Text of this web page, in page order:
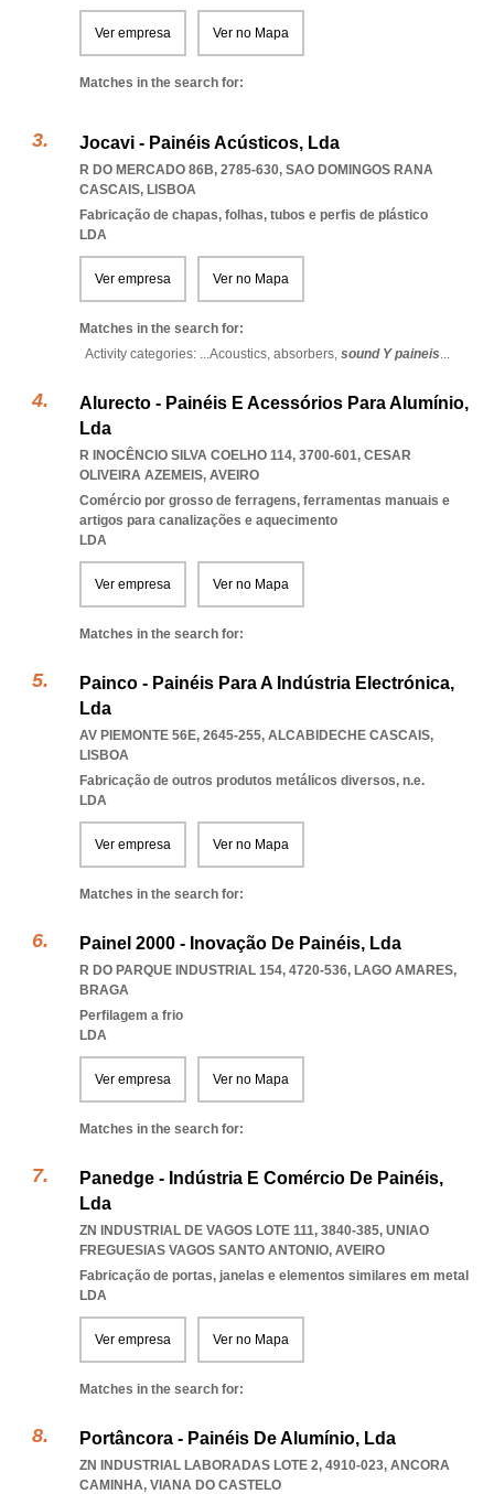
Ver empresa Ver no Mapa
Matches in the search for:
Jocavi - Painéis Acústicos, Lda
R DO MERCADO 86B, 2785-630, SAO DOMINGOS RANA
CASCAIS, LISBOA
Fabricação de chapas, folhas, tubos e perfis de plástico
LDA
Ver empresa Ver no Mapa
Matches in the search for:
Activity categories: ...Acoustics, absorbers, sound Y paineis...
Alurecto - Painéis E Acessórios Para Alumínio,
Lda
R INOCÊNCIO SILVA COELHO 114, 3700-601, CESAR
OLIVEIRA AZEMEIS, AVEIRO
Comércio por grosso de ferragens, ferramentas manuais e
artigos para canalizações e aquecimento
LDA
Ver empresa Ver no Mapa
Matches in the search for:
Painco - Painéis Para A Indústria Electrónica,
Lda
AV PIEMONTE 56E, 2645-255, ALCABIDECHE CASCAIS,
LISBOA
Fabricação de outros produtos metálicos diversos, n.e.
LDA
Ver empresa Ver no Mapa
Matches in the search for:
Painel 2000 - Inovação De Painéis, Lda
R DO PARQUE INDUSTRIAL 154, 4720-536, LAGO AMARES,
BRAGA
Perfilagem a frio
LDA
Ver empresa Ver no Mapa
Matches in the search for:
Panedge - Indústria E Comércio De Painéis,
Lda
ZN INDUSTRIAL DE VAGOS LOTE 111, 3840-385, UNIAO
FREGUESIAS VAGOS SANTO ANTONIO, AVEIRO
Fabricação de portas, janelas e elementos similares em metal
LDA
Ver empresa Ver no Mapa
Matches in the search for:
Portâncora - Painéis De Alumínio, Lda
ZN INDUSTRIAL LABORADAS LOTE 2, 4910-023, ANCORA
CAMINHA, VIANA DO CASTELO